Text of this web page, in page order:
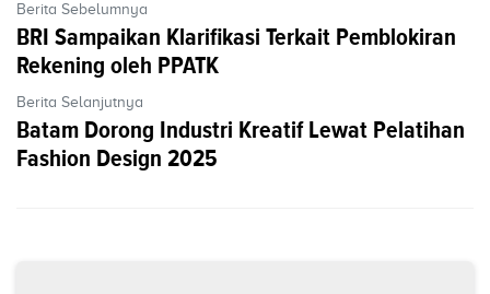
Berita Sebelumnya
BRI Sampaikan Klarifikasi Terkait Pemblokiran
Rekening oleh PPATK
Berita Selanjutnya
Batam Dorong Industri Kreatif Lewat Pelatihan
Fashion Design 2025